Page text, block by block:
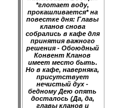
*глотает воду,
прокашливается* на
повестке дня: Главы
кланов снова
собрались в кафе для
принятия важного
решения - Обоюдный
Конвент Кланов
имеет место быть.
Но в кафе, наверняка,
присутствует
нечистый дух -
бедному Дею опять
досталось (Да, да,
главы кланов и